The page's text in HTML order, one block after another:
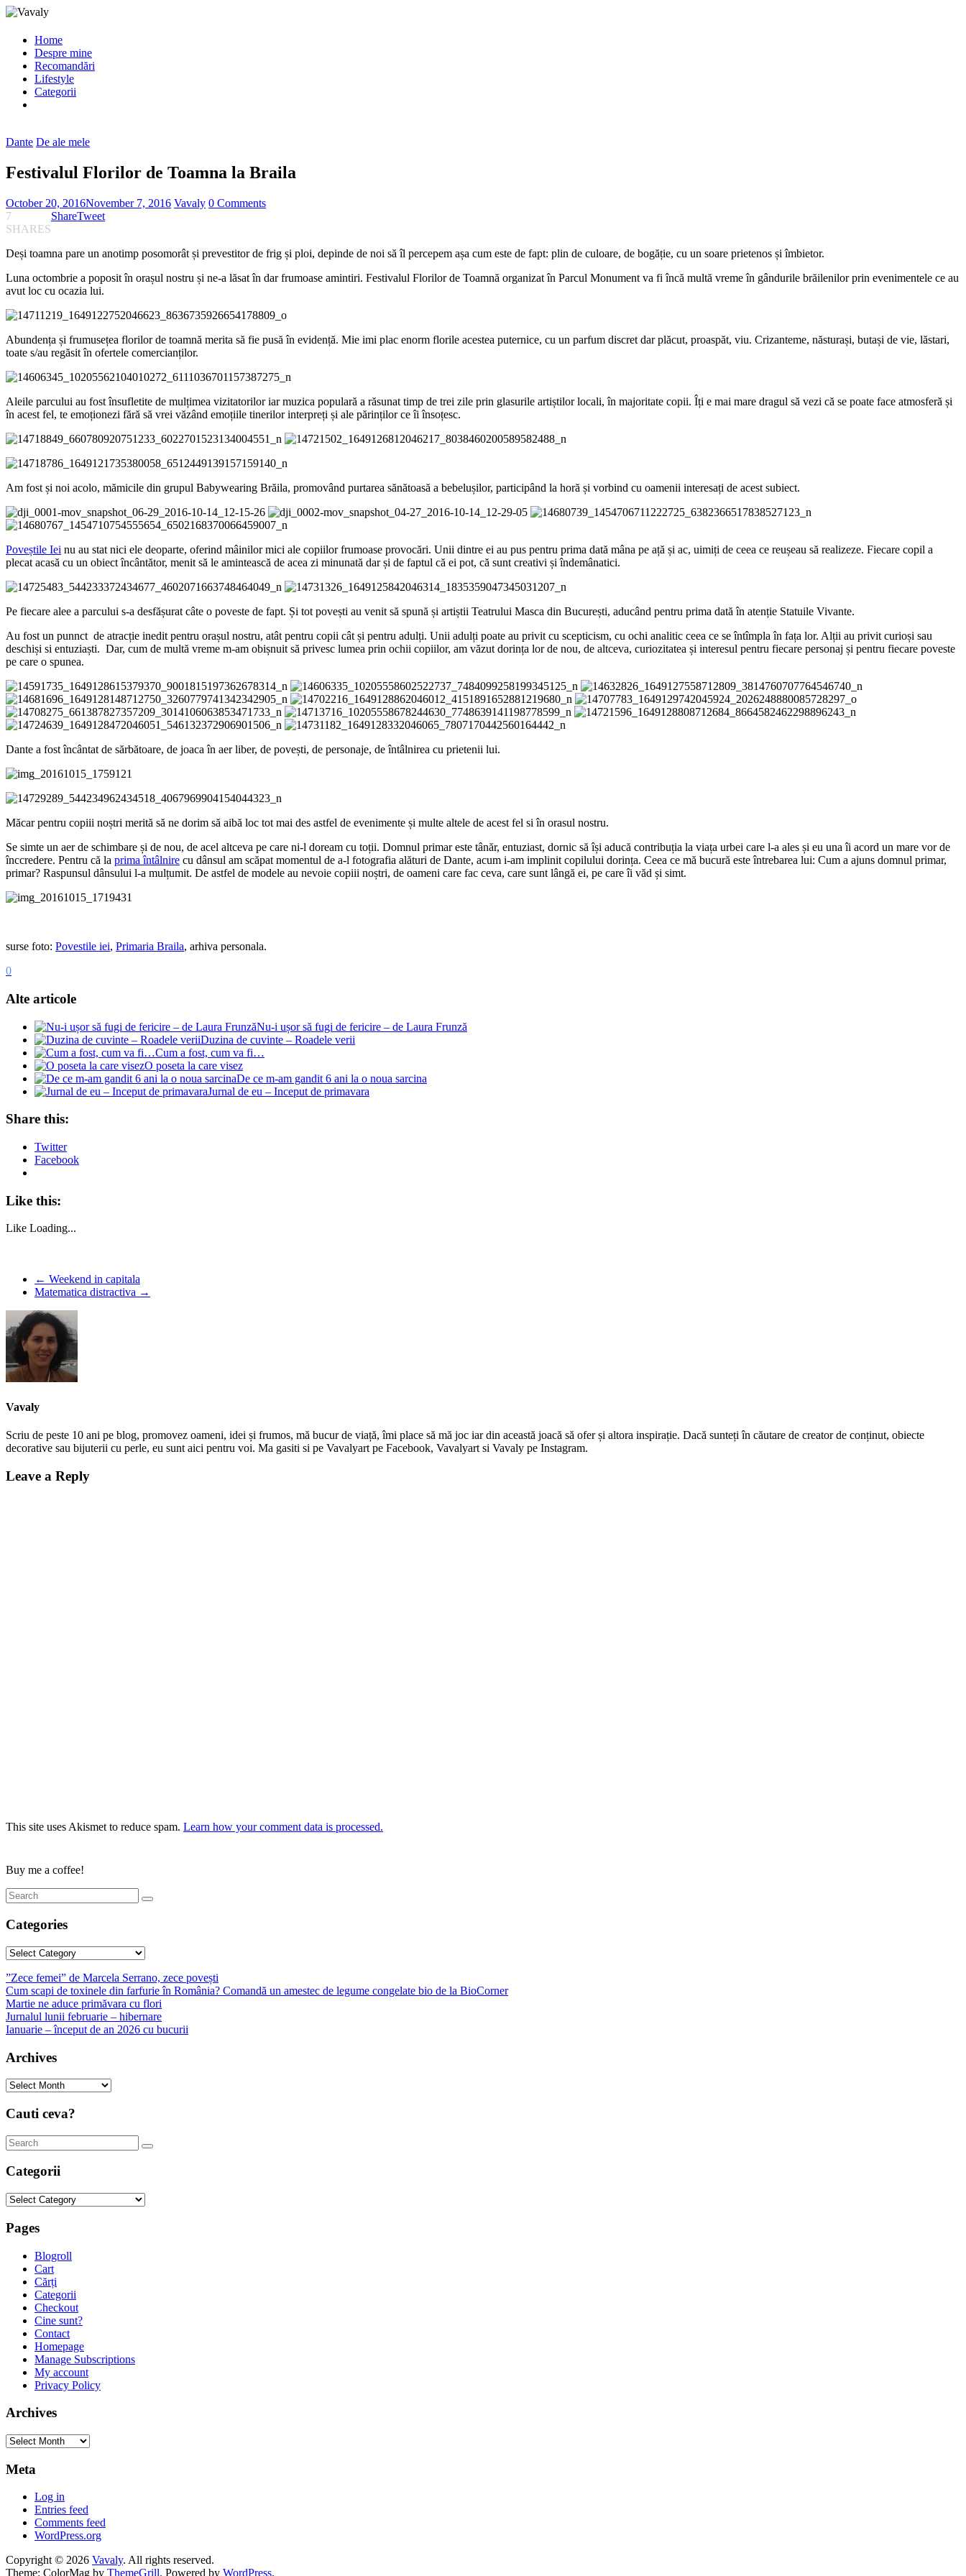
Home
Despre mine
Recomandări
Lifestyle
Categorii
Dante De ale mele
Festivalul Florilor de Toamna la Braila
October 20, 2016November 7, 2016 Vavaly 0 Comments
7
SHARES
ShareTweet
Deși toamna pare un anotimp posomorât și prevestitor de frig și ploi, depinde de noi să îl percepem așa cum este de fapt: plin de culoare, de bogăție, cu un soare prietenos și îmbietor.
Luna octombrie a poposit în orașul nostru și ne-a lăsat în dar frumoase amintiri. Festivalul Florilor de Toamnă organizat în Parcul Monument va fi încă multă vreme în gândurile brăilenilor prin evenimentele ce au
avut loc cu ocazia lui.
Abundența și frumusețea florilor de toamnă merita să fie pusă în evidență. Mie imi plac enorm florile acestea puternice, cu un parfum discret dar plăcut, proaspăt, viu. Crizanteme, năsturași, butași de vie, lăstari,
toate s/au regăsit în ofertele comercianților.
Aleile parcului au fost însufletite de mulțimea vizitatorilor iar muzica populară a răsunat timp de trei zile prin glasurile artiștilor locali, în majoritate copii. Îți e mai mare dragul să vezi că se poate face atmosferă și
în acest fel, te emoționezi fără să vrei văzând emoțiile tinerilor interpreți și ale părinților ce îi însoțesc.
Am fost și noi acolo, mămicile din grupul Babywearing Brăila, promovând purtarea sănătoasă a bebelușilor, participând la horă și vorbind cu oamenii interesați de acest subiect.
Poveștile Iei nu au stat nici ele deoparte, oferind mâinilor mici ale copiilor frumoase provocări. Unii dintre ei au pus pentru prima dată mâna pe ață și ac, uimiți de ceea ce reușeau să realizeze. Fiecare copil a
plecat acasă cu un obiect încântător, menit să le amintească de acea zi minunată dar și de faptul că ei pot, că sunt creativi și îndemânatici.
Pe fiecare alee a parcului s-a desfășurat câte o poveste de fapt. Și tot povești au venit să spună și artiștii Teatrului Masca din București, aducând pentru prima dată în atenție Statuile Vivante.
Au fost un punnct de atracție inedit pentru orașul nostru, atât pentru copii cât și pentru adulți. Unii adulți poate au privit cu scepticism, cu ochi analitic ceea ce se întîmpla în fața lor. Alții au privit curioși sau
deschiși si entuziaști. Dar, cum de multă vreme m-am obișnuit să privesc lumea prin ochii copiilor, am văzut dorința lor de nou, de altceva, curiozitatea și interesul pentru fiecare personaj și pentru fiecare poveste
pe care o spunea.
Dante a fost încântat de sărbătoare, de joaca în aer liber, de povești, de personaje, de întâlnirea cu prietenii lui.
Măcar pentru copiii noștri merită să ne dorim să aibă loc tot mai des astfel de evenimente și multe altele de acest fel si în orasul nostru.
Se simte un aer de schimbare și de nou, de acel altceva pe care ni-l doream cu toții. Domnul primar este tânăr, entuziast, dornic să își aducă contribuția la viața urbei care l-a ales și eu una îi acord un mare vor de
înccredere. Pentru că la prima întâlnire cu dânsul am scăpat momentul de a-l fotografia alături de Dante, acum i-am implinit copilului dorința. Ceea ce mă bucură este întrebarea lui: Cum a ajuns domnul primar,
primar? Raspunsul dânsului l-a mulțumit. De astfel de modele au nevoie copiii noștri, de oameni care fac ceva, care sunt lângă ei, pe care îi văd și simt.
surse foto: Povestile iei, Primaria Braila, arhiva personala.
0
Alte articole
Nu-i ușor să fugi de fericire – de Laura Frunză
Duzina de cuvinte – Roadele verii
Cum a fost, cum va fi…
O poseta la care visez
De ce m-am gandit 6 ani la o noua sarcina
Jurnal de eu – Inceput de primavara
Share this:
Twitter
Facebook
Like this:
Like Loading...
← Weekend in capitala
Matematica distractiva →
Vavaly
Scriu de peste 10 ani pe blog, promovez oameni, idei și frumos, mă bucur de viață, îmi place să mă joc iar din această joacă să ofer și altora inspirație. Dacă sunteți în căutare de creator de conținut, obiecte
decorative sau bijuterii cu perle, eu sunt aici pentru voi. Ma gasiti si pe Vavalyart pe Facebook, Vavalyart si Vavaly pe Instagram.
Leave a Reply
This site uses Akismet to reduce spam. Learn how your comment data is processed.
Buy me a coffee!
Categories
Categories
”Zece femei” de Marcela Serrano, zece povești
Cum scapi de toxinele din farfurie în România? Comandă un amestec de legume congelate bio de la BioCorner
Martie ne aduce primăvara cu flori
Jurnalul lunii februarie – hibernare
Ianuarie – început de an 2026 cu bucurii
Archives
Archives
Cauti ceva?
Categorii
Categorii
Pages
Blogroll
Cart
Cărți
Categorii
Checkout
Cine sunt?
Contact
Homepage
Manage Subscriptions
My account
Privacy Policy
Archives
Archives
Meta
Log in
Entries feed
Comments feed
WordPress.org
Copyright © 2026 Vavaly. All rights reserved.
Theme: ColorMag by ThemeGrill. Powered by WordPress.